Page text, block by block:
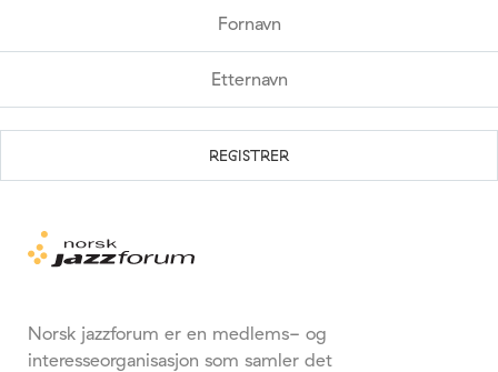
Norsk jazzforum er en medlems- og
interesseorganisasjon som samler det